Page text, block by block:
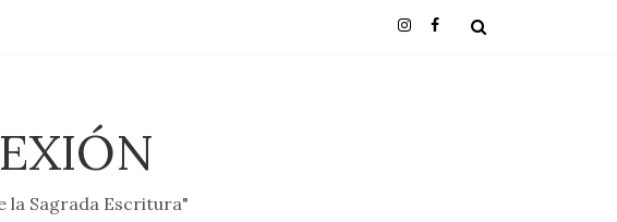
la Sagrada Escritura"